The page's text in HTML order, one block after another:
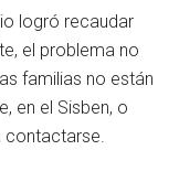
logró recaudar
el problema no
familias no están
en el Sisben, o
contactarse.